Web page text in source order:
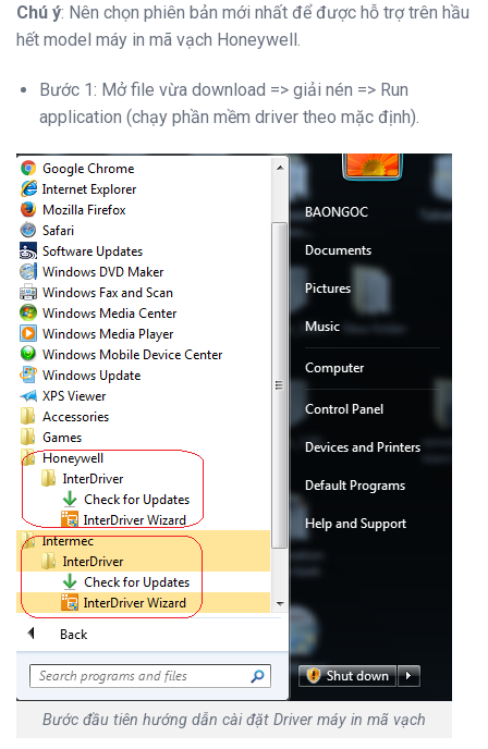
Chú ý: Nên chọn phiên bản mới nhất để được hỗ trợ trên hầu
hết model máy in mã vạch Honeywell.
Bước 1: Mở file vừa download => giải nén => Run
application (chạy phần mềm driver theo mặc định).
Bước đầu tiên hướng dẫn cài đặt Driver máy in mã vạch